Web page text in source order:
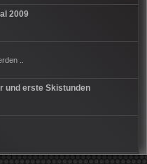
2009
..
und erste Skistunden